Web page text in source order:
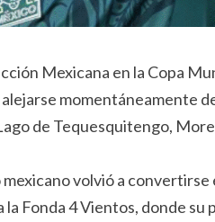
Mexicana en la Copa
momentáneamente
de Tequesquitengo,
volvió a
Fonda 4 Vientos, donde